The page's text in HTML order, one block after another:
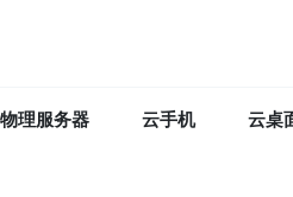
物理服务器 云手机 云桌